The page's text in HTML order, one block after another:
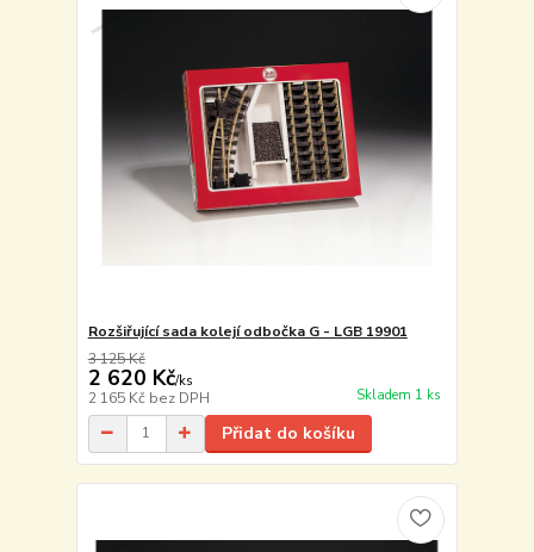
Rozšiřující sada kolejí odbočka G - LGB 19901
3 125 Kč
2 620 Kč/ks
2 165 Kč bez DPH Skladem 1 ks
Přidat do košíku